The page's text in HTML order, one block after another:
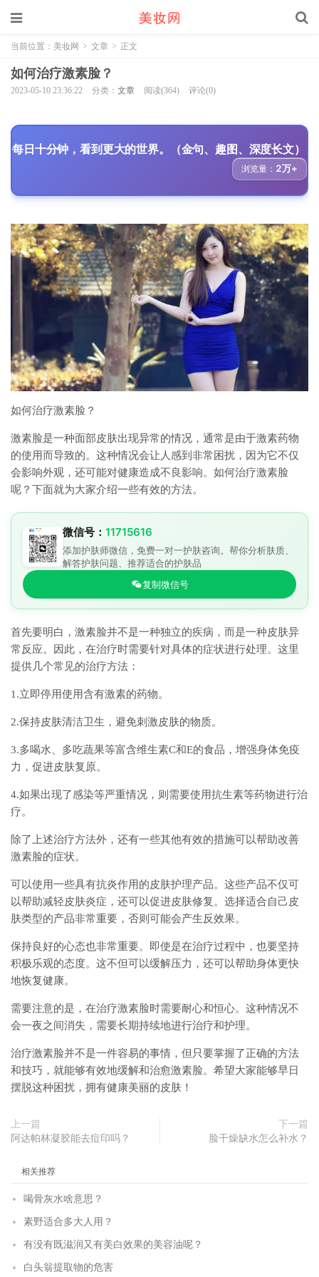
当前位置： 美妆网 > 文章 > 正文
如何治疗激素脸？
2023-05-10 23:36:22 分类： 文章 阅读(364) 评论(0)
每日十分钟，看到更大的世界。（金句、趣图、深度长文）
浏览量： 2万+
如何治疗激素脸？
激素脸是一种面部皮肤出现异常的情况，通常是由于激素药物
的使用而导致的。这种情况会让人感到非常困扰，因为它不仅
会影响外观，还可能对健康造成不良影响。如何治疗激素脸
呢？下面就为大家介绍一些有效的方法。
微信号： 11715616
添加护肤师微信，免费一对一护肤咨询。帮你分析肤质、
解答护肤问题、推荐适合的护肤品
复制微信号
首先要明白，激素脸并不是一种独立的疾病，而是一种皮肤异
常反应。因此，在治疗时需要针对具体的症状进行处理。这里
提供几个常见的治疗方法：
1.立即停用使用含有激素的药物。
2.保持皮肤清洁卫生，避免刺激皮肤的物质。
3.多喝水、多吃蔬果等富含维生素C和E的食品，增强身体免疫
力，促进皮肤复原。
4.如果出现了感染等严重情况，则需要使用抗生素等药物进行治
疗。
除了上述治疗方法外，还有一些其他有效的措施可以帮助改善
激素脸的症状。
可以使用一些具有抗炎作用的皮肤护理产品。这些产品不仅可
以帮助减轻皮肤炎症，还可以促进皮肤修复。选择适合自己皮
肤类型的产品非常重要，否则可能会产生反效果。
保持良好的心态也非常重要。即使是在治疗过程中，也要坚持
积极乐观的态度。这不但可以缓解压力，还可以帮助身体更快
地恢复健康。
需要注意的是，在治疗激素脸时需要耐心和恒心。这种情况不
会一夜之间消失，需要长期持续地进行治疗和护理。
治疗激素脸并不是一件容易的事情，但只要掌握了正确的方法
和技巧，就能够有效地缓解和治愈激素脸。希望大家能够早日
摆脱这种困扰，拥有健康美丽的皮肤！
上一篇
阿达帕林凝胶能去痘印吗？
下一篇
脸干燥缺水怎么补水？
相关推荐
喝骨灰水啥意思？
素野适合多大人用？
有没有既滋润又有美白效果的美容油呢？
白头翁提取物的危害